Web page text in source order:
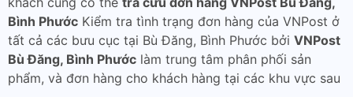
Bình Phước Kiểm tra tình trạng đơn hàng của VNPost ở
tất cả các bưu cục tại Bù Đăng, Bình Phước bởi VNPost
Bù Đăng, Bình Phước làm trung tâm phân phối sản
phẩm, và đơn hàng cho khách hàng tại các khu vực sau